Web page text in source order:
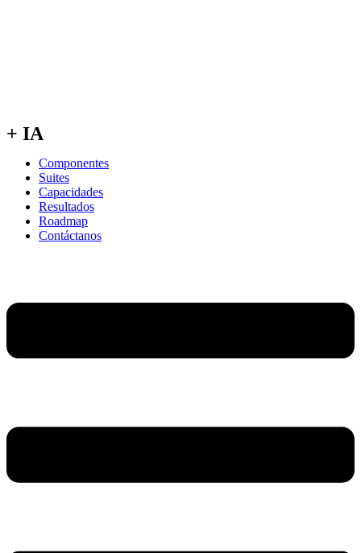
+ IA
Componentes
Suites
Capacidades
Resultados
Roadmap
Contáctanos